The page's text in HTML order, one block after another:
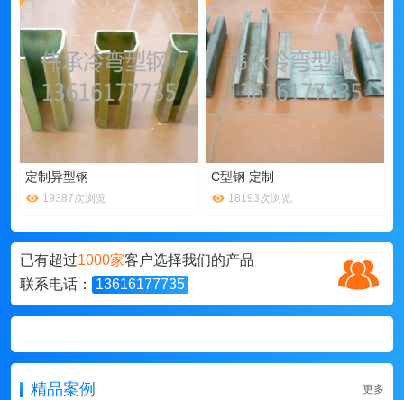
定制异型钢
19387次浏览
C型钢 定制
18193次浏览
已有超过1000家客户选择我们的产品
联系电话：
13616177735
精品案例 更多